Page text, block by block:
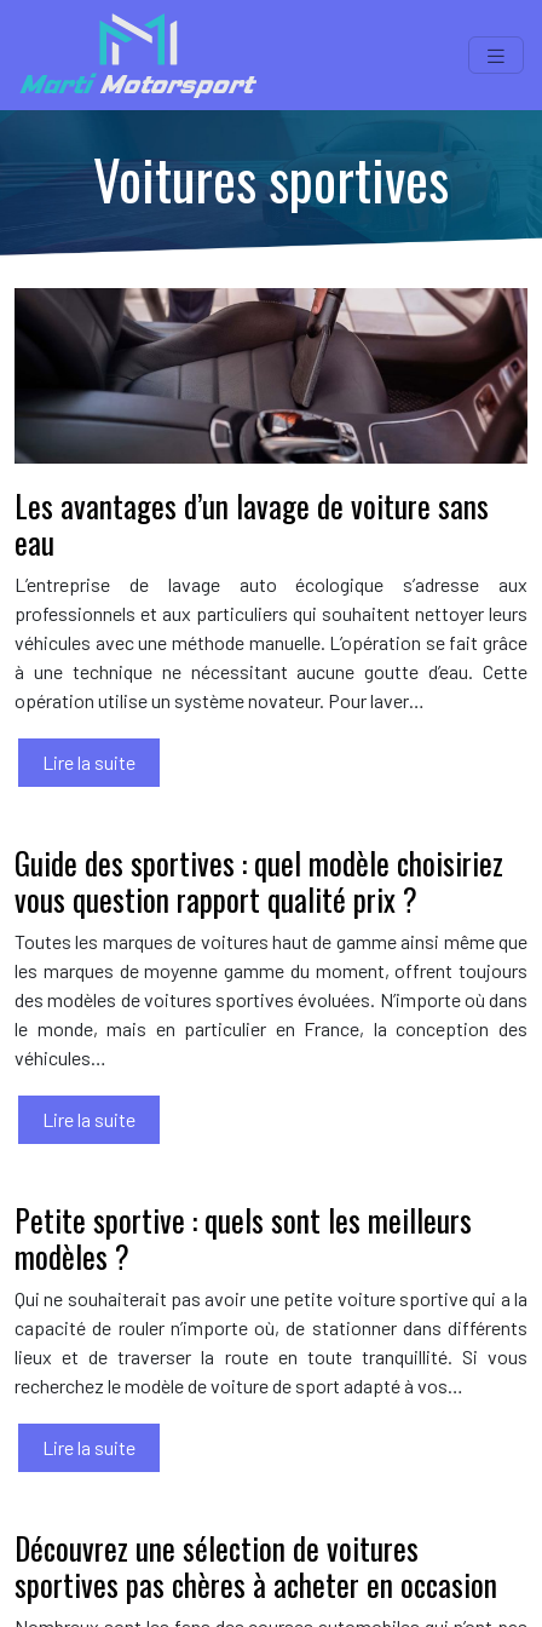
Voitures sportives
Les avantages d’un lavage de voiture sans
eau
L’entreprise de lavage auto écologique s’adresse aux
professionnels et aux particuliers qui souhaitent nettoyer leurs
véhicules avec une méthode manuelle. L’opération se fait grâce
à une technique ne nécessitant aucune goutte d’eau. Cette
opération utilise un système novateur. Pour laver…
Lire la suite
Guide des sportives : quel modèle choisiriez
vous question rapport qualité prix ?
Toutes les marques de voitures haut de gamme ainsi même que
les marques de moyenne gamme du moment, offrent toujours
des modèles de voitures sportives évoluées. N’importe où dans
le monde, mais en particulier en France, la conception des
véhicules…
Lire la suite
Petite sportive : quels sont les meilleurs
modèles ?
Qui ne souhaiterait pas avoir une petite voiture sportive qui a la
capacité de rouler n’importe où, de stationner dans différents
lieux et de traverser la route en toute tranquillité. Si vous
recherchez le modèle de voiture de sport adapté à vos…
Lire la suite
Découvrez une sélection de voitures
sportives pas chères à acheter en occasion